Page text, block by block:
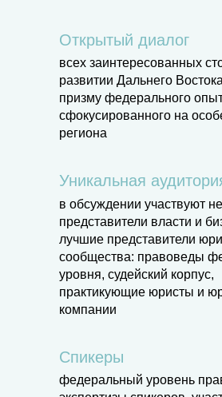
Открытый диалог
всех заинтересованных
развитии Дальнего
призму федерального
сфокусированного на
региона
Уникальная
в обсуждении участвуют
представители власти и
лучшие представители
сообщества: правоведы
уровня, судейский корпус,
практикующие юристы и
компании
Спикеры
федеральный уровень